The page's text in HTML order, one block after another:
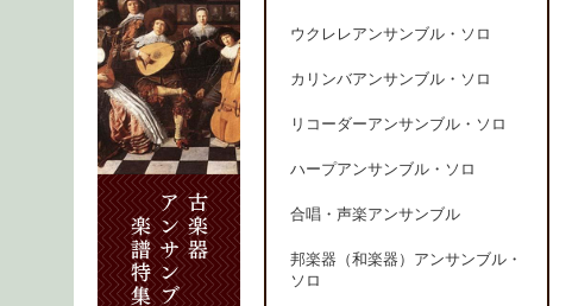
ウクレレアンサンブル・ソロ
カリンバアンサンブル・ソロ
リコーダーアンサンブル・ソロ
ハープアンサンブル・ソロ
合唱・声楽アンサンブル
邦楽器（和楽器）アンサンブル・
ソロ